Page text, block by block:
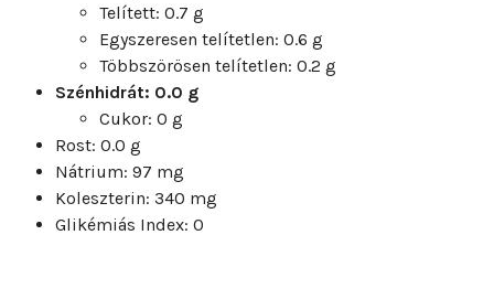
Telített: 0.7 g
Egyszeresen telítetlen: 0.6 g
Többszörösen telítetlen: 0.2 g
Szénhidrát: 0.0 g
Cukor: 0 g
Rost: 0.0 g
Nátrium: 97 mg
Koleszterin: 340 mg
Glikémiás Index: 0